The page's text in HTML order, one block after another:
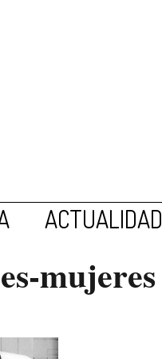
ACTUALIDAD
mujeres